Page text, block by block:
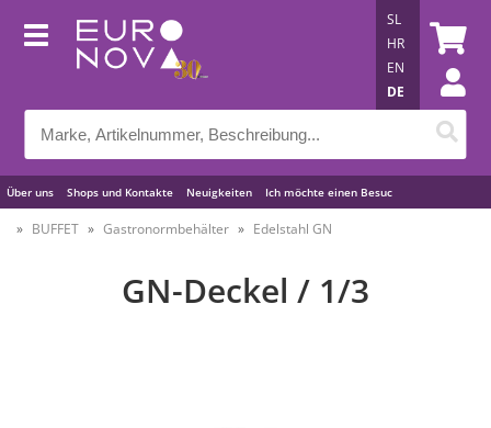
Über uns Shops und Kontakte Neuigkeiten Ich möchte einen Besuc
Nützliche Tipps
SL
HR
EN
DE
BUFFET Gastronormbehälter Edelstahl GN
GN-Deckel / 1/3